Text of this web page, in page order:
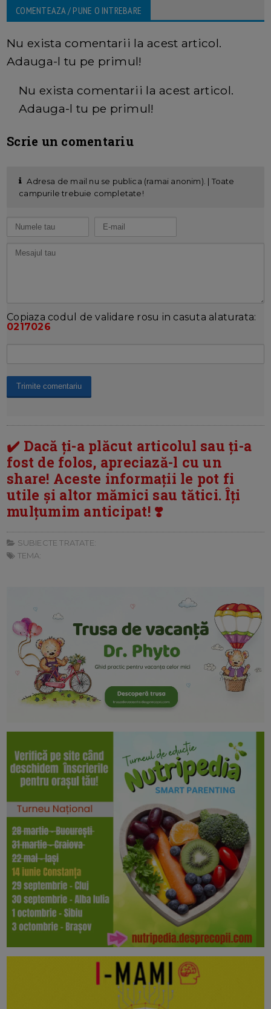
COMENTEAZA / PUNE O INTREBARE
Nu exista comentarii la acest articol.
Adauga-l tu pe primul!
Nu exista comentarii la acest articol.
Adauga-l tu pe primul!
Scrie un comentariu
Adresa de mail nu se publica (ramai anonim). | Toate
campurile trebuie completate!
Copiaza codul de validare rosu in casuta alaturata:
0217026
✔️ Dacă ți-a plăcut articolul sau ți-a
fost de folos, apreciază-l cu un
share! Aceste informații le pot fi
utile și altor mămici sau tătici. Îți
mulțumim anticipat! ❣️
SUBIECTE TRATATE:
TEMA: